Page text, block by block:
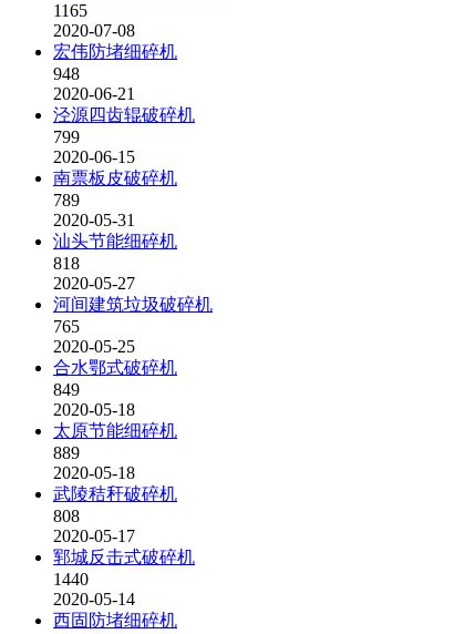
1165
2020-07-08
宏伟防堵细碎机
948
2020-06-21
泾源四齿辊破碎机
799
2020-06-15
南票板皮破碎机
789
2020-05-31
汕头节能细碎机
818
2020-05-27
河间建筑垃圾破碎机
765
2020-05-25
合水鄂式破碎机
849
2020-05-18
太原节能细碎机
889
2020-05-18
武陵秸秆破碎机
808
2020-05-17
郓城反击式破碎机
1440
2020-05-14
西固防堵细碎机